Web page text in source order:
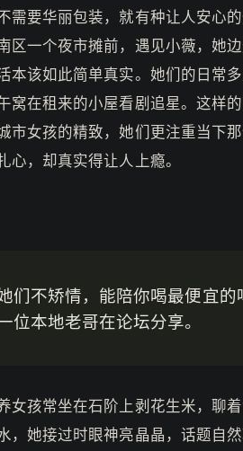
需要华丽包装，就有种让人安心
区一个夜市摊前，遇见小薇，她
本该如此简单真实。她们的日常
窝在租来的小屋看剧追星。这样
市女孩的精致，她们更注重当下
，却真实得让人上瘾。
们不矫情，能陪你喝最便宜的
本地老哥在论坛分享。
女孩常坐在石阶上剥花生米，聊
，她接过时眼神亮晶晶，话题自